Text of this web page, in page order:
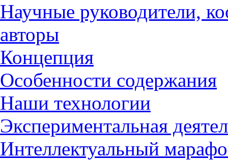
Научные руководители,
авторы
Концепция
Особенности содержания
Наши технологии
Экспериментальная
Интеллектуальный